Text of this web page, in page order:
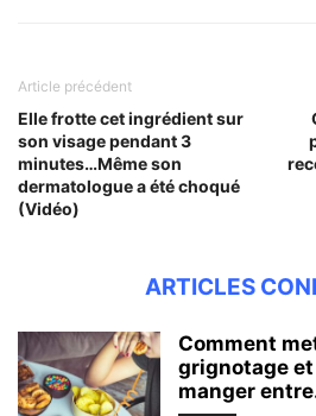
Article précédent
Elle frotte cet ingrédient sur
son visage pendant 3
minutes…Même son
dermatologue a été choqué
(Vidéo)
ARTICLES
Comment
grignotage
manger